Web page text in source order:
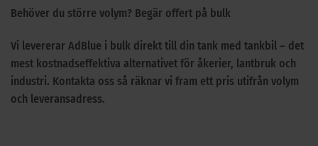
Behöver du större volym? Begär offert på bulk
Vi levererar AdBlue i bulk direkt till din tank med tankbil – det
mest kostnadseffektiva alternativet för åkerier, lantbruk och
industri. Kontakta oss så räknar vi fram ett pris utifrån volym
och leveransadress.